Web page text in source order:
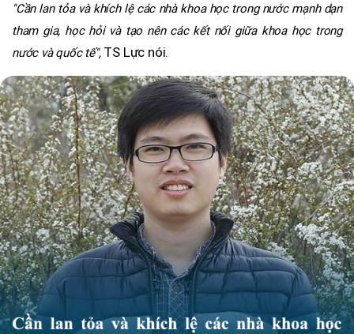
"Cần lan tỏa và khích lệ các nhà khoa học trong nước mạnh dạn
tham gia, học hỏi và tạo nên các kết nối giữa khoa học trong
nước và quốc tế",TS Lực nói.